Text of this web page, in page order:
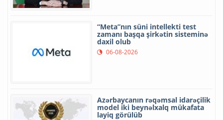
“Meta”nın süni intellekti test
zamanı başqa şirkətin sisteminə
daxil olub
06-08-2026
Azərbaycanın rəqəmsal idarəçilik
model iki beynəlxalq mükafata
layiq görülüb